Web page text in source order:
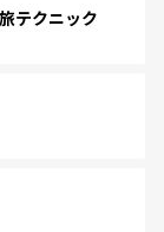
テクニック